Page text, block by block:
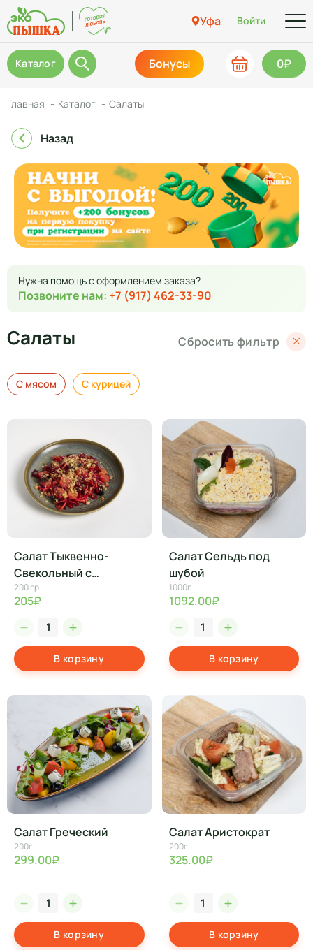
Уфа Войти
Каталог Бонусы 0₽
Главная Каталог Салаты
Назад
Нужна помощь с оформлением заказа?
Позвоните нам: +7 (917) 462-33-90
Салаты
С мясом С курицей
Сбросить фильтр
Салат Тыквенно-
Свекольный с
черносливом, 200г
200 гр
205₽
В корзину
Салат Сельдь под
шубой
1000г
1092.00₽
В корзину
Салат Греческий
200г
299.00₽
В корзину
Салат Аристократ
200г
325.00₽
В корзину